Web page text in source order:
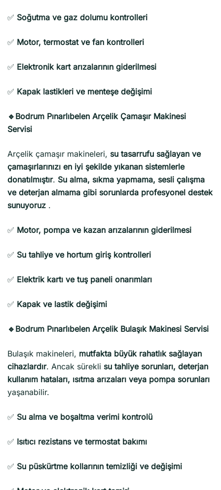
✅ Soğutma ve gaz dolumu kontrolleri
✅ Motor, termostat ve fan kontrolleri
✅ Elektronik kart arızalarının giderilmesi
✅ Kapak lastikleri ve menteşe değişimi
🔹Bodrum Pınarlıbelen Arçelik Çamaşır Makinesi
Servisi
Arçelik çamaşır makineleri, su tasarrufu sağlayan ve
çamaşırlarınızı en iyi şekilde yıkanan sistemlerle
donatılmıştır. Su alma, sıkma yapmama, sesli çalışma
ve deterjan almama gibi sorunlarda profesyonel destek
sunuyoruz .
✅ Motor, pompa ve kazan arızalarının giderilmesi
✅ Su tahliye ve hortum giriş kontrolleri
✅ Elektrik kartı ve tuş paneli onarımları
✅ Kapak ve lastik değişimi
🔹Bodrum Pınarlıbelen Arçelik Bulaşık Makinesi Servisi
Bulaşık makineleri, mutfakta büyük rahatlık sağlayan
cihazlardır. Ancak sürekli su tahliye sorunları, deterjan
kullanım hataları, ısıtma arızaları veya pompa sorunları
yaşanabilir.
✅ Su alma ve boşaltma verimi kontrolü
✅ Isıtıcı rezistans ve termostat bakımı
✅ Su püskürtme kollarının temizliği ve değişimi